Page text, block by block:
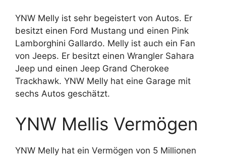
YNW Melly ist sehr begeistert von Autos. Er
besitzt einen Ford Mustang und einen Pink
Lamborghini Gallardo. Melly ist auch ein Fan
von Jeeps. Er besitzt einen Wrangler Sahara
Jeep und einen Jeep Grand Cherokee
Trackhawk. YNW Melly hat eine Garage mit
sechs Autos geschätzt.
YNW Mellis Vermögen
YNW Melly hat ein Vermögen von 5 Millionen